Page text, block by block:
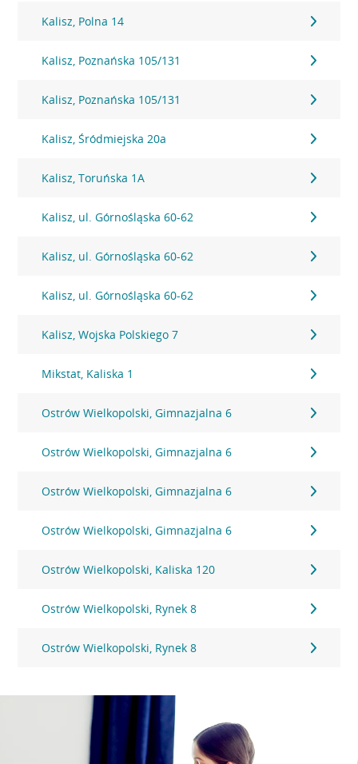
Kalisz, Polna 14
Kalisz, Poznańska 105/131
Kalisz, Poznańska 105/131
Kalisz, Śródmiejska 20a
Kalisz, Toruńska 1A
Kalisz, ul. Górnośląska 60-62
Kalisz, ul. Górnośląska 60-62
Kalisz, ul. Górnośląska 60-62
Kalisz, Wojska Polskiego 7
Mikstat, Kaliska 1
Ostrów Wielkopolski, Gimnazjalna 6
Ostrów Wielkopolski, Gimnazjalna 6
Ostrów Wielkopolski, Gimnazjalna 6
Ostrów Wielkopolski, Gimnazjalna 6
Ostrów Wielkopolski, Kaliska 120
Ostrów Wielkopolski, Rynek 8
Ostrów Wielkopolski, Rynek 8